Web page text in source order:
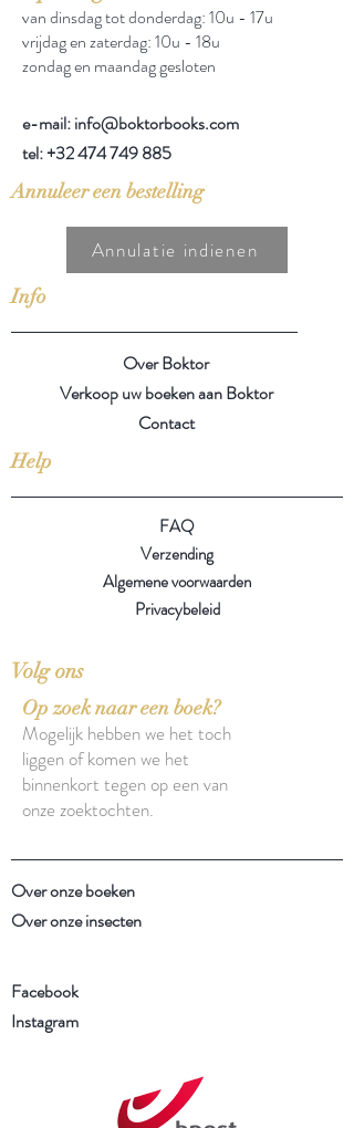
van dinsdag tot donderdag: 10u - 17u
vrijdag en zaterdag: 10u - 18u
zondag en maandag gesloten
e-mail: info@boktorbooks.com
tel:+32 474 749 885
Annuleer een bestelling
Annulatie indienen
Info
Over Boktor
Verkoop uw boeken aan Boktor
Contact
Help
FAQ
Verzending
Algemene voorwaarden
Privacybeleid
Volg ons
Op zoek naar een boek?
Mogelijk hebben we het toch
liggen of komen we het
binnenkort tegen op een van
onze zoektochten.
Over onze boeken
Over onze insecten
Facebook
Instagram